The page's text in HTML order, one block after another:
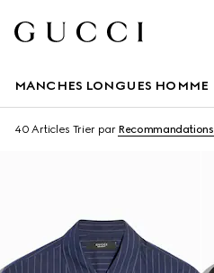
MANCHES LONGUES HOMME
40 Articles Trier par Recommandations